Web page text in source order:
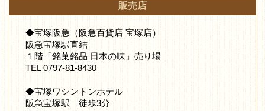
販売店
◆宝塚阪急（阪急百貨店 宝塚店）
阪急宝塚駅直結
１階「銘菓銘品 日本の味」売り場
TEL 0797-81-8430
◆宝塚ワシントンホテル
阪急宝塚駅 徒歩3分